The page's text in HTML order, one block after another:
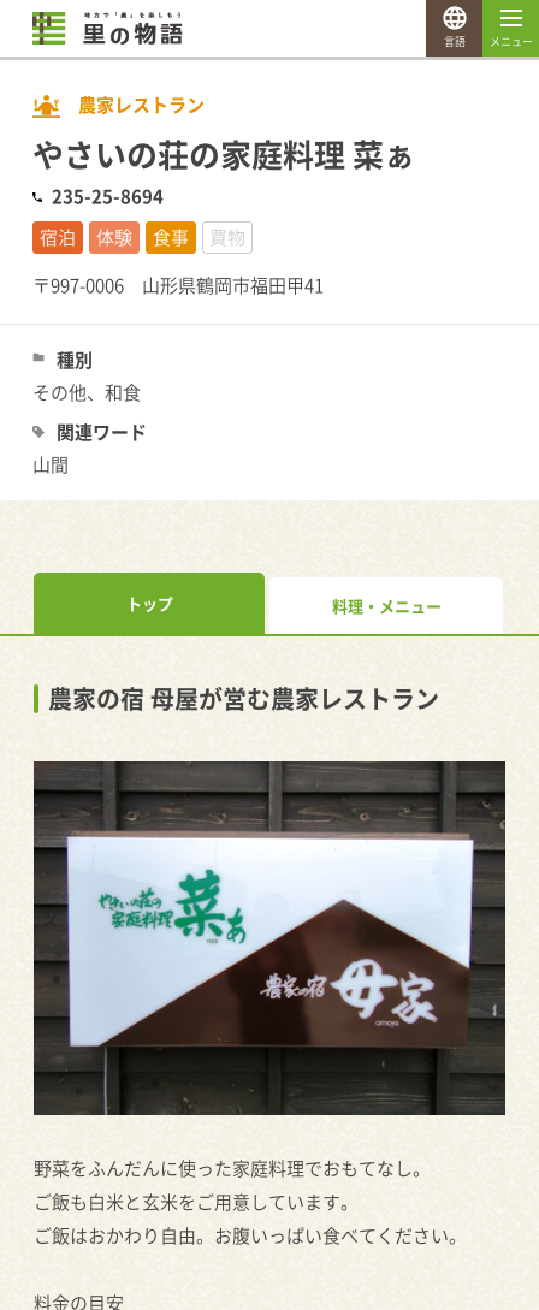
農家レストラン
やさいの荘の家庭料理 菜ぁ
235-25-8694
宿泊
体験 食事
買物
〒997-0006 山形県鶴岡市福田甲41
種別
その他、和食
関連ワード
山間
トップ 料理・メニュー
農家の宿 母屋が営む農家レストラン
野菜をふんだんに使った家庭料理でおもてなし。
ご飯も白米と玄米をご用意しています。
ご飯はおかわり自由。お腹いっぱい食べてください。
料金の目安
メニュー
言語